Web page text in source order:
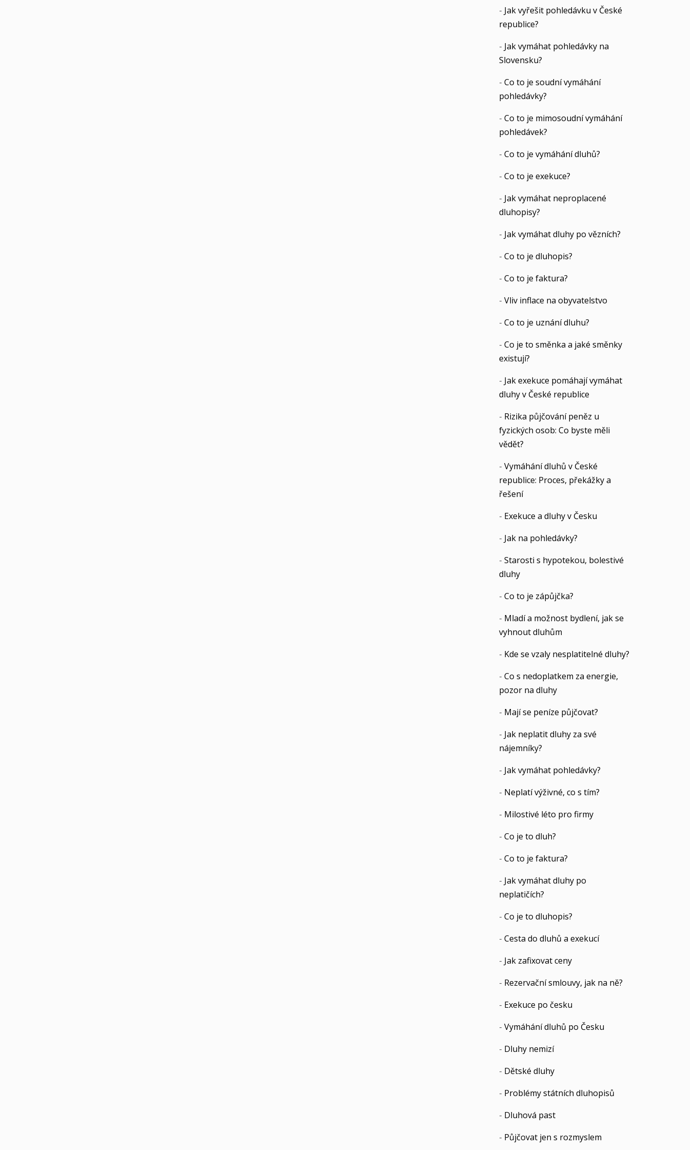
- Jak vyřešit pohledávku v České
republice?
- Jak vymáhat pohledávky na
Slovensku?
- Co to je soudní vymáhání
pohledávky?
- Co to je mimosoudní vymáhání
pohledávek?
- Co to je vymáhání dluhů?
- Co to je exekuce?
- Jak vymáhat neproplacené
dluhopisy?
- Jak vymáhat dluhy po vězních?
- Co to je dluhopis?
- Co to je faktura?
- Vliv inflace na obyvatelstvo
- Co to je uznání dluhu?
- Co je to směnka a jaké směnky
existují?
- Jak exekuce pomáhají vymáhat
dluhy v České republice
- Rizika půjčování peněz u
fyzických osob: Co byste měli
vědět?
- Vymáhání dluhů v České
republice: Proces, překážky a
řešení
- Exekuce a dluhy v Česku
- Jak na pohledávky?
- Starosti s hypotekou, bolestivé
dluhy
- Co to je zápůjčka?
- Mladí a možnost bydlení, jak se
vyhnout dluhům
- Kde se vzaly nesplatitelné dluhy?
- Co s nedoplatkem za energie,
pozor na dluhy
- Mají se peníze půjčovat?
- Jak neplatit dluhy za své
nájemníky?
- Jak vymáhat pohledávky?
- Neplatí výživné, co s tím?
- Milostivé léto pro firmy
- Co je to dluh?
- Co to je faktura?
- Jak vymáhat dluhy po
neplatičích?
- Co je to dluhopis?
- Cesta do dluhů a exekucí
- Jak zafixovat ceny
- Rezervační smlouvy, jak na ně?
- Exekuce po česku
- Vymáhání dluhů po Česku
- Dluhy nemizí
- Dětské dluhy
- Problémy státních dluhopisů
- Dluhová past
- Půjčovat jen s rozmyslem